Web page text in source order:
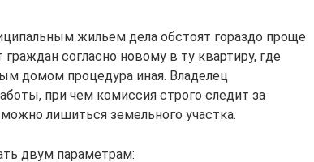
жильем дела обстоят гораздо проще
согласно новому в ту квартиру, где
домом процедура иная. Владелец
при чем комиссия строго следит за
лишиться земельного участка.
двум параметрам: